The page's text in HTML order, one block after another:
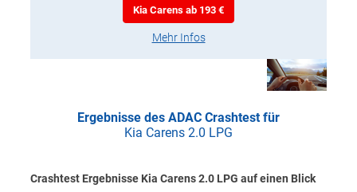
Kia Carens ab 193 €
Mehr Infos
Ergebnisse des ADAC Crashtest für
Kia Carens 2.0 LPG
Crashtest Ergebnisse Kia Carens 2.0 LPG auf einen Blick